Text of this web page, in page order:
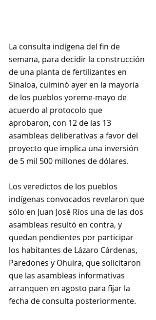
La consulta indígena del fin de
semana, para decidir la construcción
de una planta de fertilizantes en
Sinaloa, culminó ayer en la mayoría
de los pueblos yoreme-mayo de
acuerdo al protocolo que
aprobaron, con 12 de las 13
asambleas deliberativas a favor del
proyecto que implica una inversión
de 5 mil 500 millones de dólares.
Los veredictos de los pueblos
indígenas convocados revelaron que
sólo en Juan José Ríos una de las dos
asambleas resultó en contra, y
quedan pendientes por participar
los habitantes de Lázaro Cárdenas,
Paredones y Ohuira, que solicitaron
que las asambleas informativas
arranquen en agosto para fijar la
fecha de consulta posteriormente.